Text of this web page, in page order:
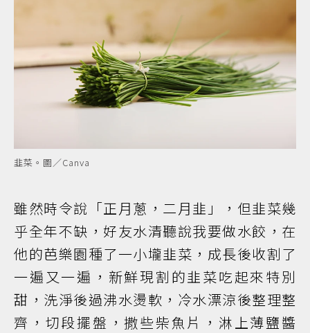
韭菜。圖／Canva
雖然時令說「正月蔥，二月韭」，但韭菜幾
乎全年不缺，好友水清聽說我要做水餃，在
他的芭樂園種了一小壠韭菜，成長後收割了
一遍又一遍，新鮮現割的韭菜吃起來特別
甜，洗淨後過沸水燙軟，冷水漂涼後整理整
齊，切段擺盤，撒些柴魚片，淋上薄鹽醬